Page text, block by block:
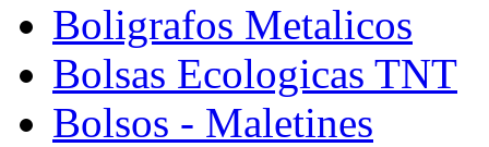
Boligrafos Metalicos
Bolsas Ecologicas TNT
Bolsos - Maletines